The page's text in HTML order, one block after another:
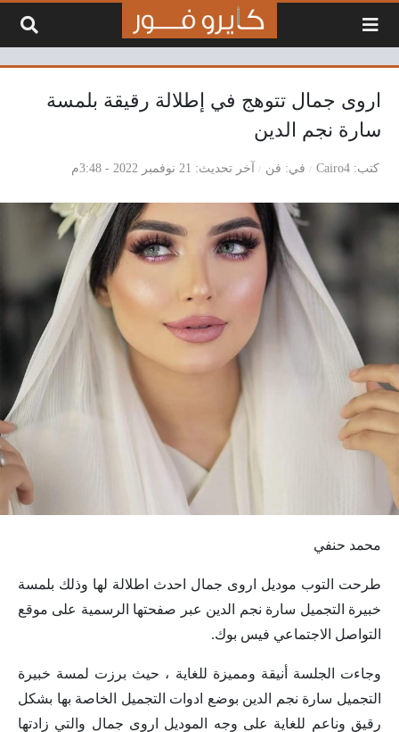
اروى جمال تتوهج في إطلالة رقيقة بلمسة
سارة نجم الدين
كتب Cairo4 في فن آخر تحديث 21 نوفمبر 2022 - 3:48م
محمد حنفي
طرحت التوب موديل اروى جمال احدث اطلالة لها وذلك بلمسة
خبيرة التجميل سارة نجم الدين عبر صفحتها الرسمية على موقع
التواصل الاجتماعي فيس بوك.
وجاءت الجلسة أنيقة ومميزة للغاية ، حيث برزت لمسة خبيرة
التجميل سارة نجم الدين بوضع ادوات التجميل الخاصة بها بشكل
رقيق وناعم للغاية على وجه الموديل اروى جمال والتي زادتها